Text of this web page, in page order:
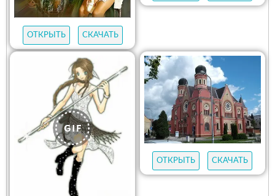
ОТКРЫТЬ СКАЧАТЬ
ОТКРЫТЬ СКАЧАТЬ